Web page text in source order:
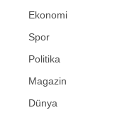
Ekonomi
Spor
Politika
Magazin
Dünya